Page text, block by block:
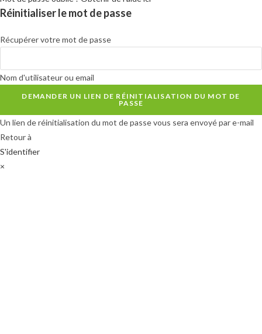
Réinitialiser le mot de passe
Récupérer votre mot de passe
Nom d'utilisateur ou email
DEMANDER UN LIEN DE RÉINITIALISATION DU MOT DE
PASSE
Un lien de réinitialisation du mot de passe vous sera envoyé par e-mail
Retour à
S'identifier
×